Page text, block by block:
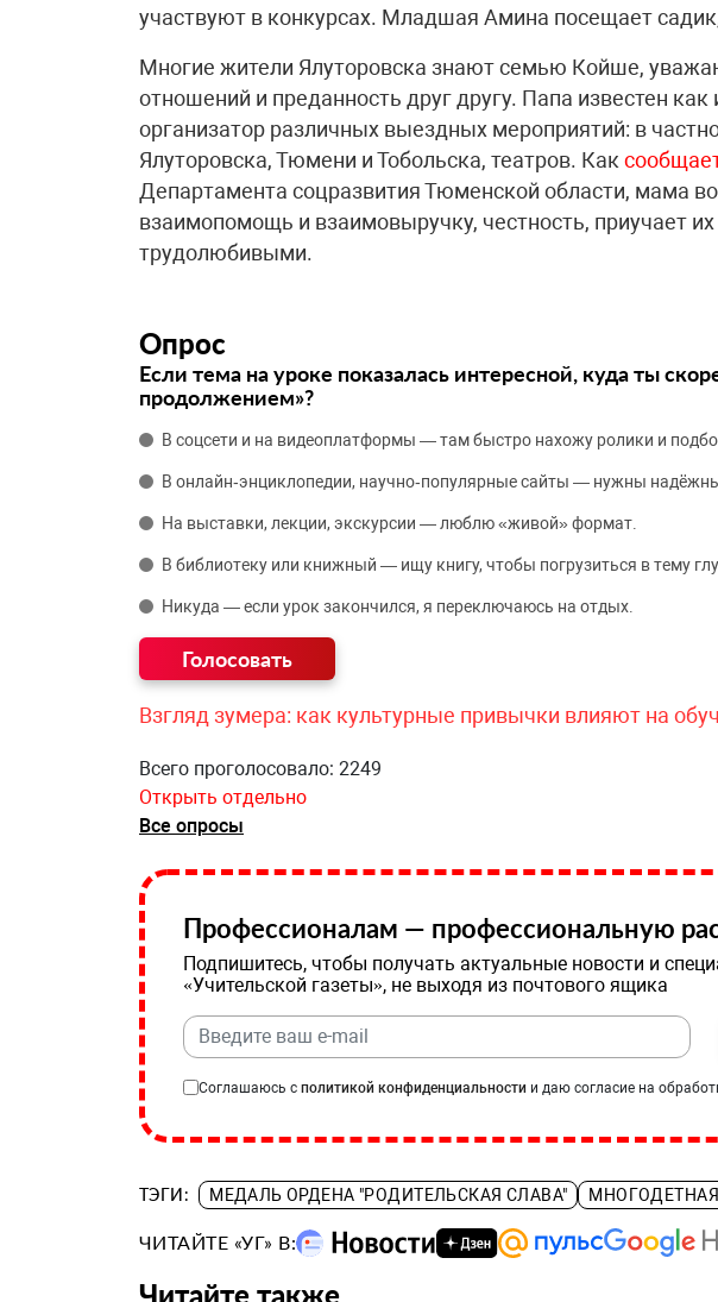
участвуют в конкурсах. Младшая Амина посещает
Многие жители Ялуторовска знают семью Койше,
отношений и преданность друг другу. Папа известен
организатор различных выездных мероприятий: в
Ялуторовска, Тюмени и Тобольска, театров. Как
Департамента соцразвития Тюменской области, мама
взаимопомощь и взаимовыручку, честность, приучает
трудолюбивыми.
Опрос
Если тема на уроке показалась интересной, куда ты
продолжением»?
В соцсети и на видеоплатформы — там быстро нахожу ролики и
В онлайн‑энциклопедии, научно‑популярные сайты — нужны
На выставки, лекции, экскурсии — люблю «живой» формат.
В библиотеку или книжный — ищу книгу, чтобы погрузиться в тему
Никуда — если урок закончился, я переключаюсь на отдых.
Взгляд зумера: как культурные привычки влияют на
Всего проголосовало: 2249
Открыть отдельно
Все опросы
Профессионалам — профессиональную
Подпишитесь, чтобы получать актуальные новости и
«Учительской газеты», не выходя из почтового ящика
Соглашаюсь с политикой конфиденциальности и даю согласие на
ТЭГИ: МЕДАЛЬ ОРДЕНА "РОДИТЕЛЬСКАЯ СЛАВА"
ЧИТАЙТЕ «УГ» В:
Читайте также